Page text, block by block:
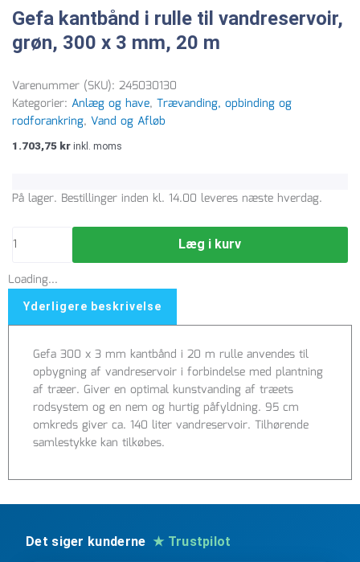
Gefa kantbånd i rulle til vandreservoir,
grøn, 300 x 3 mm, 20 m
Varenummer (SKU): 245030130
Kategorier: Anlæg og have, Trævanding, opbinding og
rodforankring, Vand og Afløb
1.703,75 kr inkl. moms
På lager. Bestillinger inden kl. 14.00 leveres næste hverdag.
Gefa
rulle
vandreservoir,
grøn,
300
mm,
antal
Læg i kurv
Loading...
Yderligere beskrivelse
Gefa 300 x 3 mm kantbånd i 20 m rulle anvendes til
opbygning af vandreservoir i forbindelse med plantning
af træer. Giver en optimal kunstvanding af træets
rodsystem og en nem og hurtig påfyldning. 95 cm
omkreds giver ca. 140 liter vandreservoir. Tilhørende
samlestykke kan tilkøbes.
Det siger kunderne ★ Trustpilot